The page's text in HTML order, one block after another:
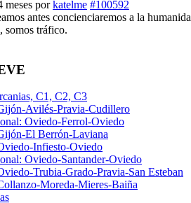
meses porkatelme #100592
antes concienciaremos a la
somos tráfico.
C1, C2, C3
Avilés-Pravia-Cudillero
Oviedo-Ferrol-Oviedo
El Berrón-Laviana
Infiesto-Oviedo
Oviedo-Santander-Oviedo
Trubia-Grado-Pravia-San Esteban
Moreda-Mieres-Baiña